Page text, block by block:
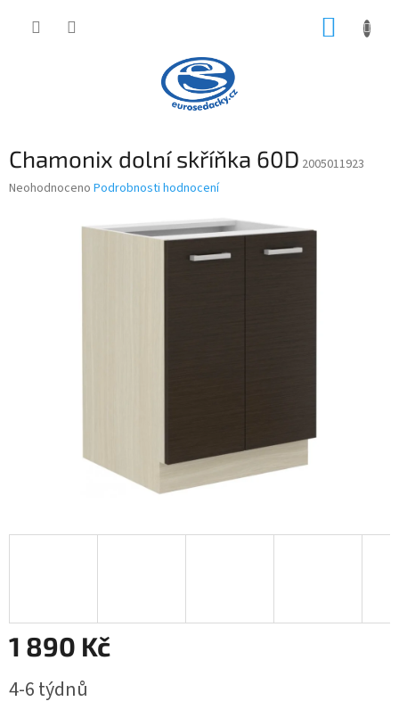
Chamonix dolní skříňka 60D 2005011923
Průměrné
Neohodnoceno Podrobnosti hodnocení
1 890 Kč
cena:
4-6 týdnů